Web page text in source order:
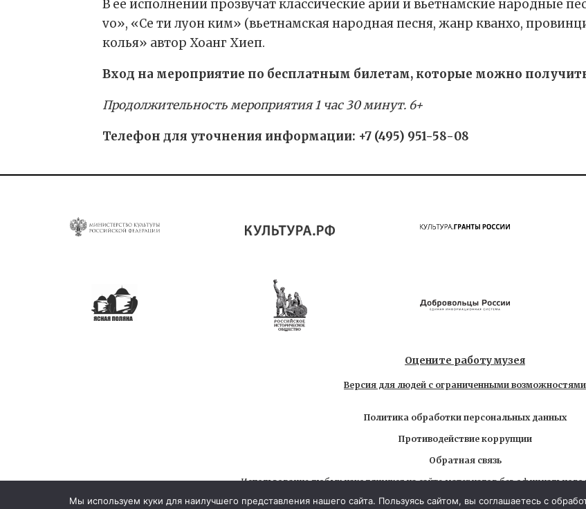
В ее исполнении прозвучат классические арии и вьетнамские народные
vo», «Се ти луон ким» (вьетнамская народная песня, жанр кванхо,
колья» автор Хоанг Хиеп.
Вход на мероприятие по бесплатным билетам, которые можно
Продолжительность мероприятия 1 час 30 минут. 6+
Телефон для уточнения информации: +7 (495) 951-58-08
Оцените работу музея
Версия для людей с ограниченными возможностями
Политика обработки персональных данных
Противодействие коррупции
Обратная связь
Использование любых находящихся на сайте материалов без
© 2026 Государственный музей-заповедник Л.Н. Толстого. Все
Мы используем куки для наилучшего представления нашего сайта. Пользуясь сайтом, вы соглашаетесь с